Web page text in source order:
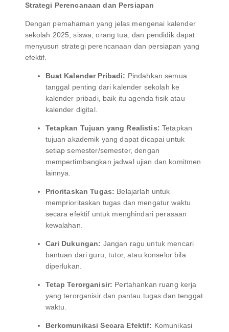
Strategi Perencanaan dan Persiapan
Dengan pemahaman yang jelas mengenai kalender
sekolah 2025, siswa, orang tua, dan pendidik dapat
menyusun strategi perencanaan dan persiapan yang
efektif.
Buat Kalender Pribadi: Pindahkan semua
tanggal penting dari kalender sekolah ke
kalender pribadi, baik itu agenda fisik atau
kalender digital.
Tetapkan Tujuan yang Realistis: Tetapkan
tujuan akademik yang dapat dicapai untuk
setiap semester/semester, dengan
mempertimbangkan jadwal ujian dan komitmen
lainnya.
Prioritaskan Tugas: Belajarlah untuk
memprioritaskan tugas dan mengatur waktu
secara efektif untuk menghindari perasaan
kewalahan.
Cari Dukungan: Jangan ragu untuk mencari
bantuan dari guru, tutor, atau konselor bila
diperlukan.
Tetap Terorganisir: Pertahankan ruang kerja
yang terorganisir dan pantau tugas dan tenggat
waktu.
Berkomunikasi Secara Efektif: Komunikasi